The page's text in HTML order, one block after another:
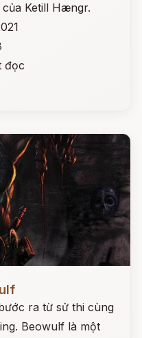
Ketill Hængr.
đọc
ra từ sử thi cùng
Beowulf là một